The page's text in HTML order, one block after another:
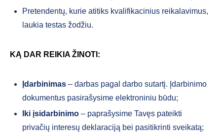
Pretendentų, kurie atitiks kvalifikacinius reikalavimus,
laukia testas žodžiu.
KĄ DAR REIKIA ŽINOTI:
Įdarbinimas – darbas pagal darbo sutartį. Įdarbinimo
dokumentus pasirašysime elektroniniu būdu;
Iki įsidarbinimo – paprašysime Tavęs pateikti
privačių interesų deklaraciją bei pasitikrinti sveikatą;